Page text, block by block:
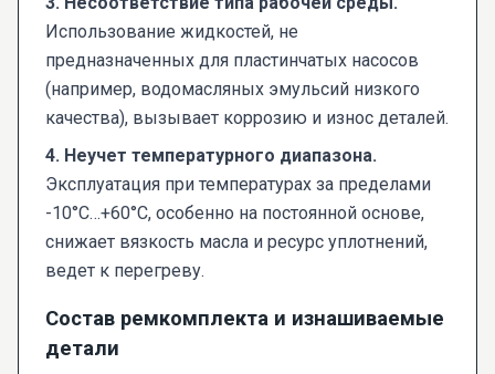
Использование жидкостей, не
предназначенных для пластинчатых насосов
(например, водомасляных эмульсий низкого
качества), вызывает коррозию и износ деталей.
4. Неучет температурного диапазона.
Эксплуатация при температурах за пределами
-10°C…+60°C, особенно на постоянной основе,
снижает вязкость масла и ресурс уплотнений,
ведет к перегреву.
Состав ремкомплекта и изнашиваемые
детали